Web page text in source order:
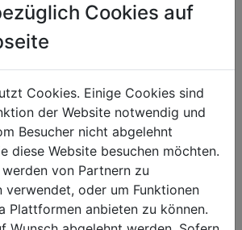
Cookies auf
Cookies. Einige Cookies sind
der Website notwendig und
Besucher nicht abgelehnt
diese Website besuchen möchten.
von Partnern zu
verwendet, oder um Funktionen
Plattformen anbieten zu können.